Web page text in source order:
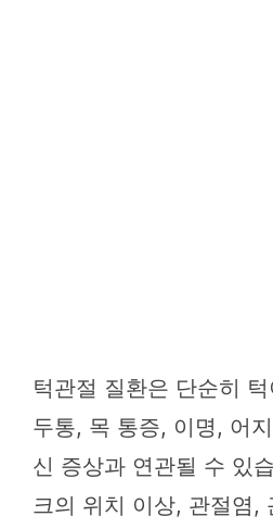
턱관절 질환은 단순히
두통, 목 통증, 이명, 어
신 증상과 연관될 수 있
크의 위치 이상, 관절염,